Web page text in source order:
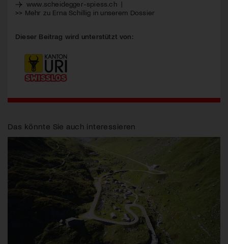
www.scheidegger-spiess.ch|
>> Mehr zu Erna Schillig in unserem Dossier
Dieser Beitrag wird unterstützt von:
Das könnte Sie auch interessieren